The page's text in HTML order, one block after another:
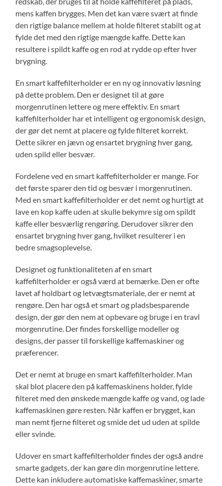
mens kaffen brygges. Men det kan være svært at finde
den rigtige balance mellem at holde filteret stabilt og at
fylde det med den rigtige mængde kaffe. Dette kan
resultere i spildt kaffe og en rod at rydde op efter hver
brygning.
En smart kaffefilterholder er en ny og innovativ løsning
på dette problem. Den er designet til at gøre
morgenrutinen lettere og mere effektiv. En smart
kaffefilterholder har et intelligent og ergonomisk design,
der gør det nemt at placere og fylde filteret korrekt.
Dette sikrer en jævn og ensartet brygning hver gang,
uden spild eller besvær.
Fordelene ved en smart kaffefilterholder er mange. For
det første sparer den tid og besvær i morgenrutinen.
Med en smart kaffefilterholder er det nemt og hurtigt at
lave en kop kaffe uden at skulle bekymre sig om spildt
kaffe eller besværlig rengøring. Derudover sikrer den
ensartet brygning hver gang, hvilket resulterer i en
bedre smagsoplevelse.
Designet og funktionaliteten af en smart
kaffefilterholder er også værd at bemærke. Den er ofte
lavet af holdbart og letvægtsmateriale, der er nemt at
rengøre. Den har også et smart og pladsbesparende
design, der gør den nem at opbevare og bruge i en travl
morgenrutine. Der findes forskellige modeller og
designs, der passer til forskellige kaffemaskiner og
præferencer.
Det er nemt at bruge en smart kaffefilterholder. Man
skal blot placere den på kaffemaskinens holder, fylde
filteret med den ønskede mængde kaffe og vand, og lade
kaffemaskinen gøre resten. Når kaffen er brygget, kan
man nemt fjerne filteret og smide det ud uden at spilde
eller svinde.
Udover en smart kaffefilterholder findes der også andre
smarte gadgets, der kan gøre din morgenrutine lettere.
Dette kan inkludere automatiske kaffemaskiner, smarte